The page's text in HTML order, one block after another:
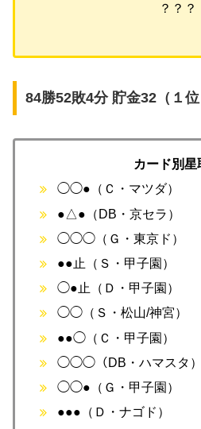
？？？
84勝52敗4分 貯金32（１位
カード別星
◯◯●（Ｃ・マツダ）
●△●（DB・京セラ）
◯◯◯（Ｇ・東京ド）
●●止（Ｓ・甲子園）
◯●止（Ｄ・甲子園）
◯◯（Ｓ・松山/神宮）
●●◯（Ｃ・甲子園）
◯◯◯（DB・ハマスタ）
◯◯●（Ｇ・甲子園）
●●●（Ｄ・ナゴド）